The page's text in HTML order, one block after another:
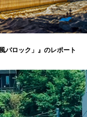
バロック」』のレポート